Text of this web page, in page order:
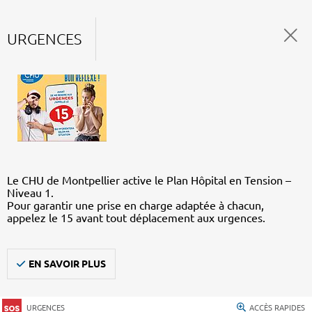
URGENCES
Le CHU de Montpellier active le Plan Hôpital en Tension –
Niveau 1.
Pour garantir une prise en charge adaptée à chacun,
appelez le 15 avant tout déplacement aux urgences.
EN SAVOIR PLUS
URGENCES ACCÈS RAPIDES